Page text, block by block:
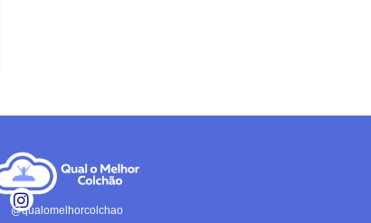
@qualomelhorcolchao